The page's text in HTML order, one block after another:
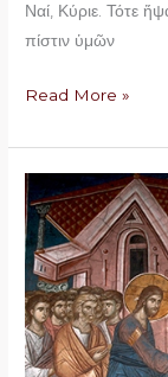
Ναί, Κύριε. Τότε
πίστιν ὑμῶν
Read More »
Κυριακή
ΣΤ
´
Ματθαίου,
ἡ
ἄφεση
τῶν